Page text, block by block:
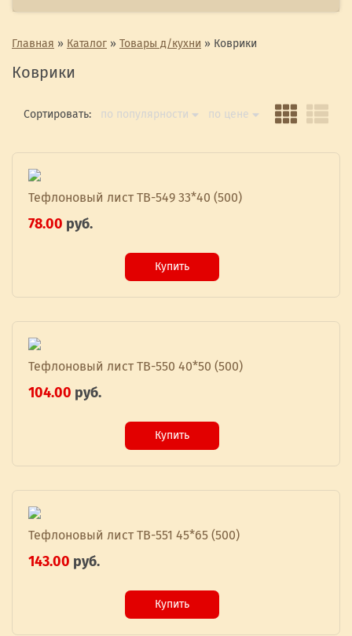
Главная » Каталог » Товары д/кухни » Коврики
Коврики
Сортировать: по популярности по цене
Тефлоновый лист TB-549 33*40 (500)
78.00 руб.
Купить
Тефлоновый лист TB-550 40*50 (500)
104.00 руб.
Купить
Тефлоновый лист TB-551 45*65 (500)
143.00 руб.
Купить